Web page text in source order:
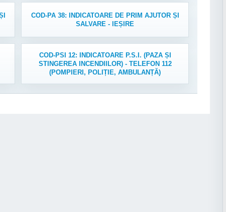
COD-PA 38: INDICATOARE DE PRIM AJUTOR ȘI
SALVARE - IEȘIRE
COD-PSI 12: INDICATOARE P.S.I. (PAZA ȘI
STINGEREA INCENDIILOR) - TELEFON 112
(POMPIERI, POLIȚIE, AMBULANȚĂ)